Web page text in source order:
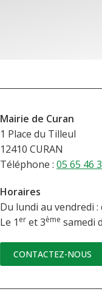
Mairie de Curan
1 Place du Tilleul
12410 CURAN
Téléphone : 05 65 46
Horaires
Du lundi au vendredi :
Le 1 eret 3ème samedi
CONTACTEZ-NOUS